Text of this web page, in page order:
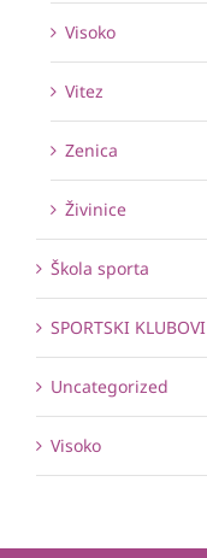
Visoko
Vitez
Zenica
Živinice
Škola sporta
SPORTSKI KLUBOVI
Uncategorized
Visoko